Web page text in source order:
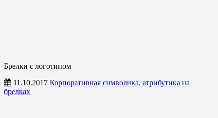
Брелки с логотипом
11.10.2017 Корпоративная символика, атрибутика на
брелках